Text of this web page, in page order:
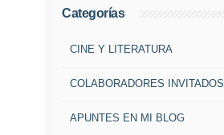
Categorías
CINE Y LITERATURA
COLABORADORES INVITADOS
APUNTES EN MI BLOG